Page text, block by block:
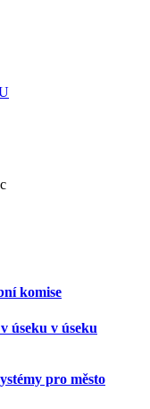
komise
úseku v úseku
pro město